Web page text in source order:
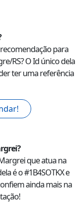
para
/RS? O Id único dela
ter uma referência
?
que atua na
é o #1B4SOTKXe
ainda mais na